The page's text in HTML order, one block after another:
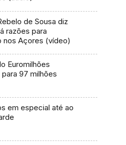
de Sousa diz
razões para
nos Açores (vídeo)
Euromilhões
97 milhões
em especial até ao